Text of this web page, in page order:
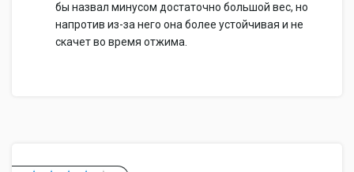
бы назвал минусом достаточно большой вес, но
напротив из-за него она более устойчивая и не
скачет во время отжима.